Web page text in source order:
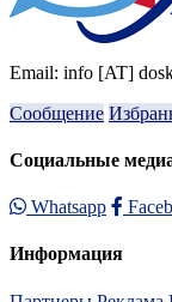
Email: info [AT]
Сообщение
Социальные
Whatsapp
Информация